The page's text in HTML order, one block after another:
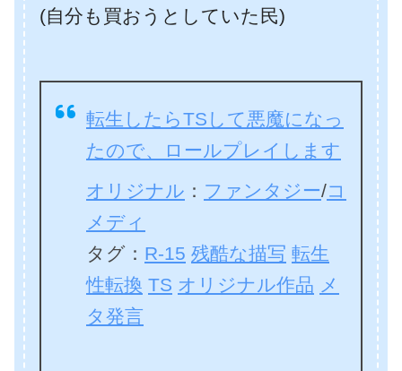
(自分も買おうとしていた民)
転生したらTSして悪魔になっ
たので、ロールプレイします
オリジナル ： ファンタジー/コ
メディ
タグ： R-15 残酷な描写 転生
性転換 TS オリジナル作品 メ
タ発言